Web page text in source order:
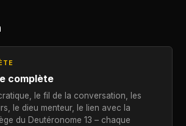
complète
le fil de la conversation, les
le dieu menteur, le lien avec la
du Deutéronome 13 – chaque